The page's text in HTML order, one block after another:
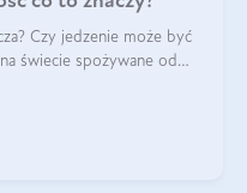
Czy jedzenie może być
świecie spożywane od